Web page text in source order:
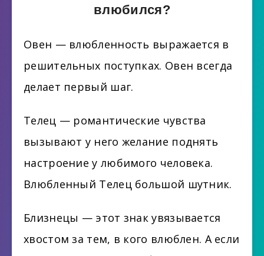
влюбился?
Овен — влюбленность выражается в
решительных поступках. Овен всегда
делает первый шаг.
Телец — романтические чувства
вызывают у него желание поднять
настроение у любимого человека.
Влюбленный Телец большой шутник.
Близнецы — этот знак увязывается
хвостом за тем, в кого влюблен. А если